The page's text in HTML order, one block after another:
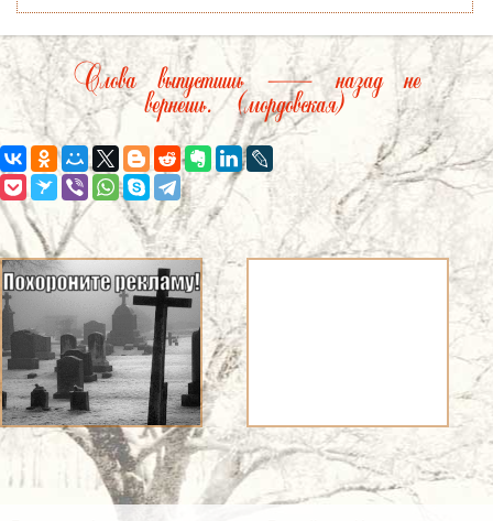
Слова выпустишь — назад не
вернешь. (мордовская)